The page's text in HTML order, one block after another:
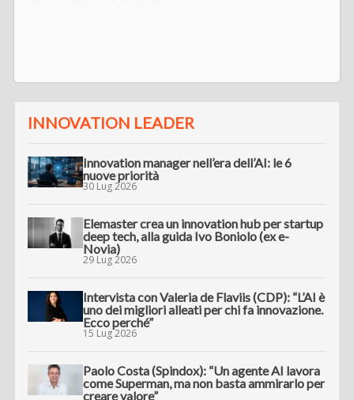
INNOVATION LEADER
Innovation manager nell’era dell’AI: le 6
nuove priorità
30 Lug 2026
Elemaster crea un innovation hub per startup
deep tech, alla guida Ivo Boniolo (ex e-
Novia)
29 Lug 2026
Intervista con Valeria de Flaviis (CDP): “L’AI è
uno dei migliori alleati per chi fa innovazione.
Ecco perché”
15 Lug 2026
Paolo Costa (Spindox): “Un agente AI lavora
come Superman, ma non basta ammirarlo per
creare valore”